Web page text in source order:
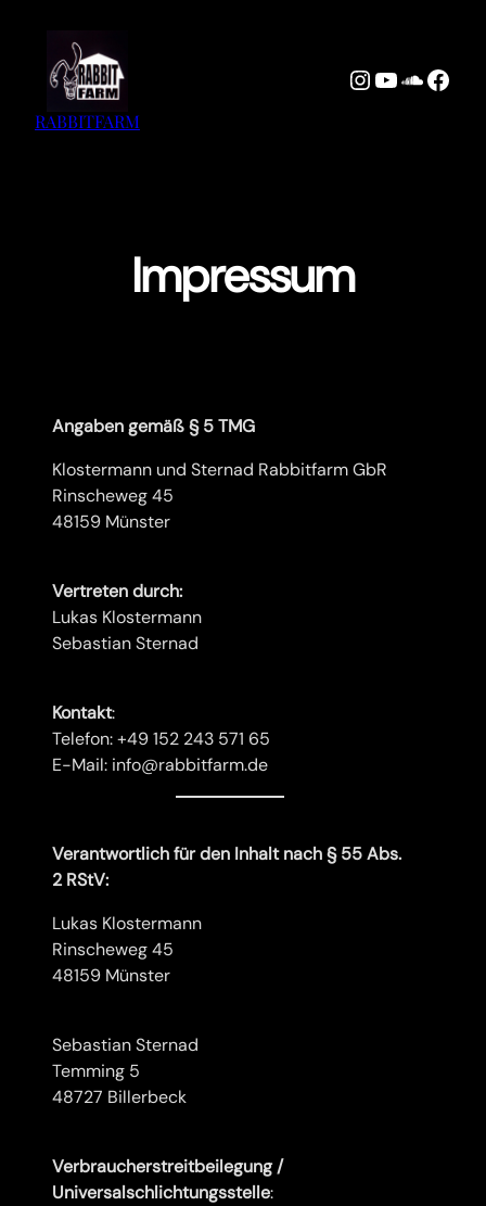
springen
RABBITFARM
Instagram
YouTube
Impressum
Angaben gemäß § 5 TMG
Klostermann und Sternad Rabbitfarm GbR
Rinscheweg 45
48159 Münster
Vertreten durch:
Lukas Klostermann
Sebastian Sternad
Kontakt:
Telefon: +49 152 243 571 65
E-Mail: info@rabbitfarm.de
Verantwortlich für den Inhalt nach § 55 Abs.
2 RStV:
Lukas Klostermann
Rinscheweg 45
48159 Münster
Sebastian Sternad
Temming 5
48727 Billerbeck
Verbraucherstreitbeilegung /
Universalschlichtungsstelle: